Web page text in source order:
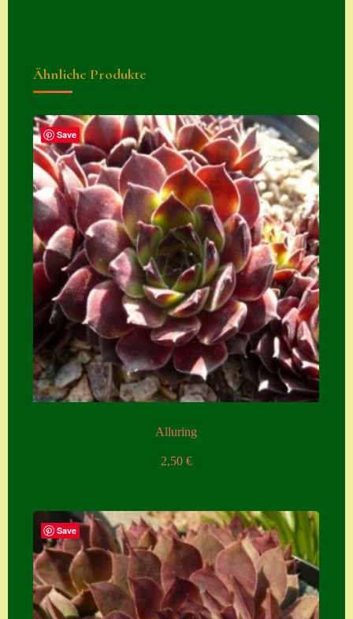
Versand von
Semps
Warenkorb
Warenkorb
Widerrufsbelehru
ng
Zahlung
Zahlungs- &
Versandinfos
Zubehör
Zubehör
Ähnliche Produkte
Save
Alluring
2,50 €
Save